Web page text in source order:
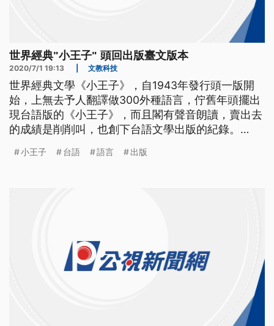
世界經典"小王子" 頭回出版臺文版本
2020/7/1 19:13 文教科技
世界經典文學《小王子》，自1943年發行頭一版開
始，上無去予人翻譯做300外種語言，佇舊年頭擺出
現台語版的《小王子》，而且閣有聲音朗讀，賣出去
的成績是削削叫，也創下台語文學出版的紀錄。
得。」 這是小王子的經典名句之一，翻譯者是住在
小王子 台語 語言 出版